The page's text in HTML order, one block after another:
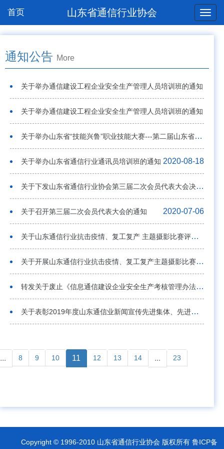
首页 山东省通信行业协会
通知公告 More
关于举办通信建设工程企业安全生产管理人员培训班的通知
2020-09-28
关于举办通信建设工程企业安全生产管理人员培训班的通知
2020-09-28
关于举办山东省“技能兴鲁”职业技能大赛---第二届山东省移动互联网及5G应用创新技能大赛的通知
2020-09-24
关于举办山东省通信行业通讯员培训班的通知 2020-08-18
关于下发山东省通信行业协会第三届二次会员代表大会决议的通知
2020-07-16
关于召开第三届二次会员代表大会的通知 2020-07-06
关于山东通信行业抗击疫情、复工复产 主题摄影比赛评奖结果的通知
2020-06-02
关于开展山东通信行业抗击疫情、复工复产主题摄影比赛的通知
2020-04-24
转发关于废止《信息通信建设企业安全生产考核管理办法(2019年修订）》的通知
2020-03-23
关于表彰2019年度山东通信业新闻宣传先进集体、先进个人的决定
... 8 9 10 11 12 13 14 ... 23
Copyright © 1996-2010 山东省通信行业协会 版权所有 鲁ICP备